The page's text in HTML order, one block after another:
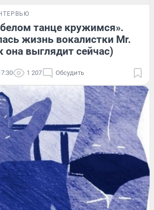
танце кружимся».
жизнь вокалистки Mr.
она выглядит сейчас)
1 207 Обсудить